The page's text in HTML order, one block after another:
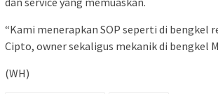
“Kami menerapkan SOP seperti di bengkel
Cipto, owner sekaligus mekanik di bengkel
(WH)